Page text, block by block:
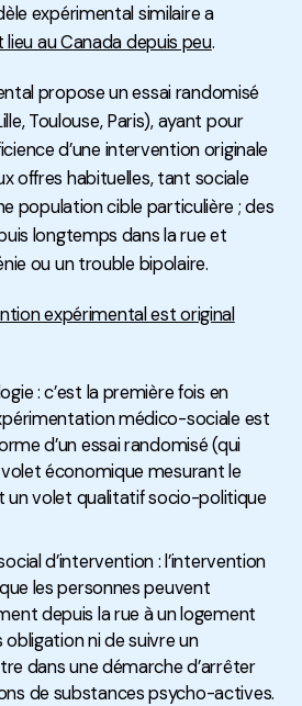
expérimental similaire a
au Canada depuis peu.
propose un essai randomisé
Toulouse, Paris), ayant pour
d’une intervention originale
offres habituelles, tant sociale
population cible particulière ; des
longtemps dans la rue et
ou un trouble bipolaire.
expérimental est original
: c’est la première fois en
médico-sociale est
d’un essai randomisé (qui
économique mesurant le
un volet qualitatif socio-politique
d’intervention : l’intervention
les personnes peuvent
depuis la rue à un logement
obligation ni de suivre un
dans une démarche d’arrêter
de substances psycho-actives.